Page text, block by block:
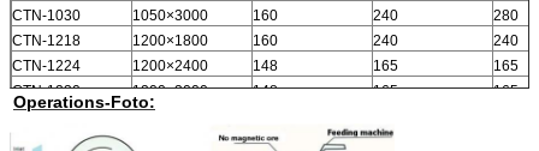
CTN-1030
1050×3000 160 240
280
CTN-1218
1200×1800 160 240
240
CTN-1224
1200×2400 148 165
165
CTN-1230
1200×3000 148 165
165
CTN-1530
1500×3000
CTN-1540
180 240
Operations-Foto: